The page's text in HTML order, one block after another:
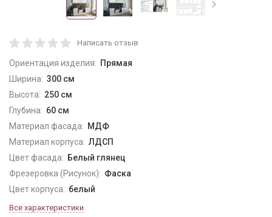
Написать отзыв
Ориентация изделия: Прямая
Ширина: 300 см
Высота: 250 см
Глубина: 60 см
Материал фасада: МДФ
Материал корпуса: ЛДСП
Цвет фасада:
Белый глянец
Фрезеровка (Рисунок): Фаска
Цвет корпуса: белый
Все характеристики